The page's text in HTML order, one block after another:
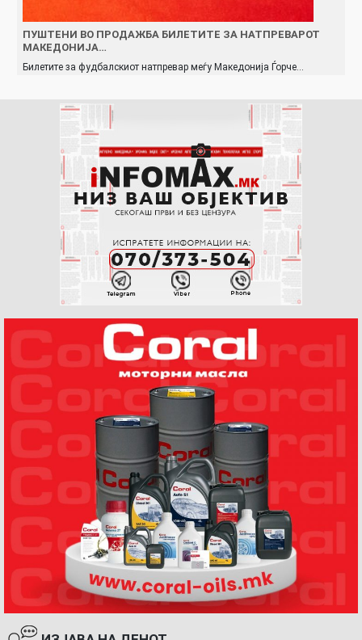
ПУШТЕНИ ВО ПРОДАЖБА БИЛЕТИТЕ ЗА НАТПРЕВАРОТ
МАКЕДОНИЈА…
Билетите за фудбалскиот натпревар меѓу Македонија Ѓорче…